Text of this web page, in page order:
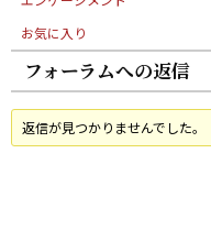
お気に入り
フォーラムへの返信
返信が見つかりませんでした。